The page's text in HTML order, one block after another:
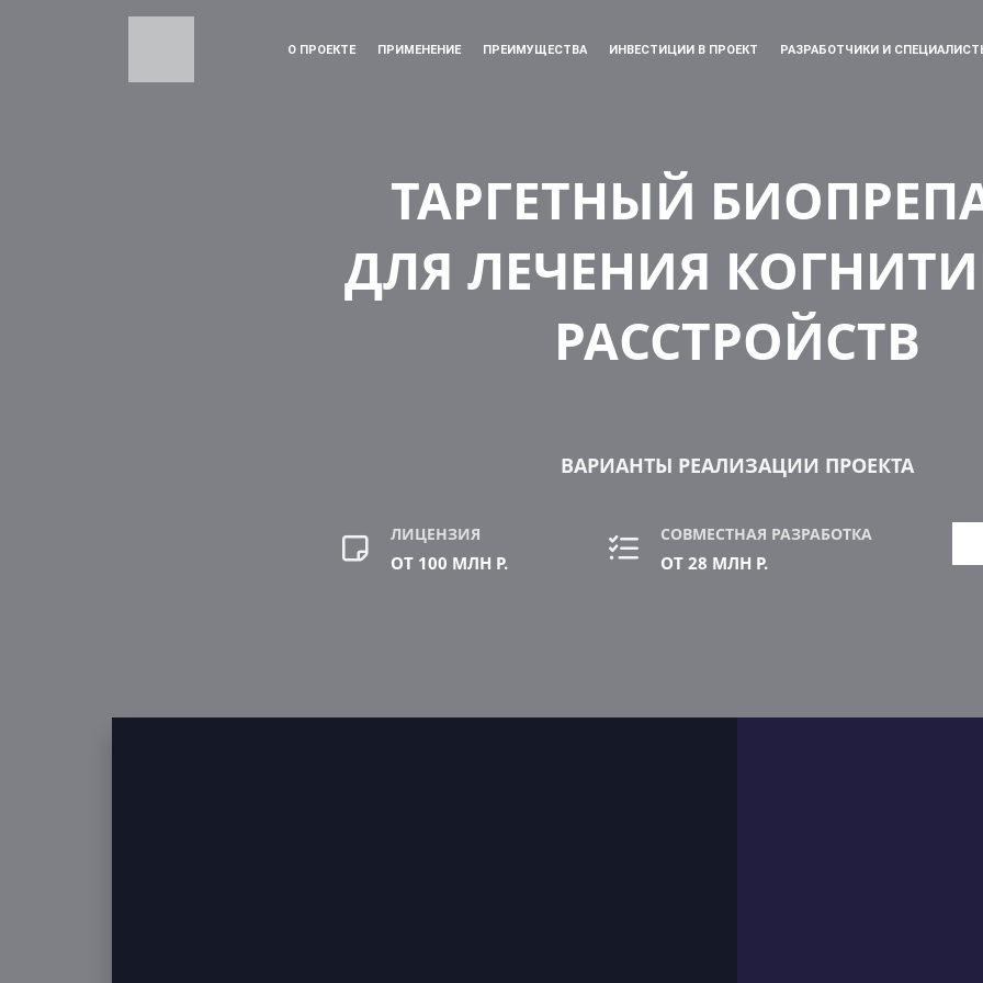
О ПРОЕКТЕ ПРИМЕНЕНИЕ ПРЕИМУЩЕСТВА ИНВЕСТИЦИИ В ПРОЕКТ РАЗРАБОТЧИКИ И
ТАРГЕТНЫЙ
ДЛЯ ЛЕЧЕНИЯ
РАССТРОЙСТВ
ВАРИАНТЫ РЕАЛИЗАЦИИ ПРОЕКТА
ЛИЦЕНЗИЯ
ОТ 100 МЛН Р.
СОВМЕСТНАЯ РАЗРАБОТКА
ОТ 28 МЛН Р.